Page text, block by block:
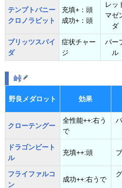
テンプトバニー
クロノラビット
充填+：頭
成功+：頭
レッ
マゼ
ダ
ブリッツスパイ
ダ
症状チャー
ジ
パー
ル
峠
野良メダロット 効果
クローテングー
全性能++:右う
で
ドラゴンビート
ル
充填++:頭
フライファルコ
ン
成功++:右うで